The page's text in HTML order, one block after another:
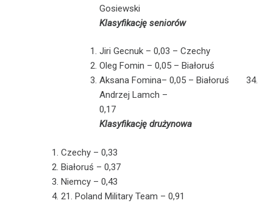
Gosiewski
Klasyfikację seniorów
Jiri Gecnuk – 0,03 – Czechy
Oleg Fomin – 0,05 – Białoruś
Aksana Fomina– 0,05 – Białoruś 34.
Andrzej Lamch –
Klasyfikację drużynowa
Czechy – 0,33
Białoruś – 0,37
Niemcy – 0,43
21. Poland Military Team – 0,91